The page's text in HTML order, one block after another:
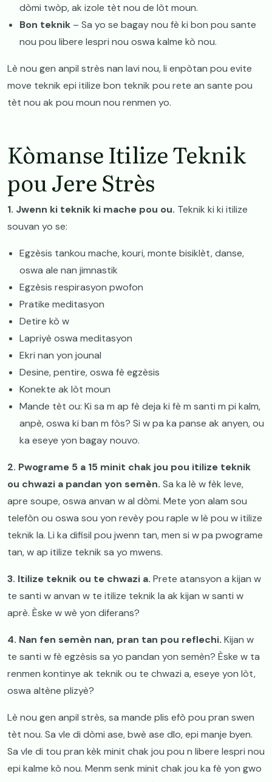
dòmi twòp, ak izole tèt nou de lòt moun.
​Bon teknik – Sa yo se bagay nou fè ki bon pou sante
nou pou libere lespri nou oswa kalme kò nou.
​Lè nou gen anpil strès nan lavi nou, li enpòtan pou evite
move teknik epi itilize bon teknik pou rete an sante pou
tèt nou ak pou moun nou renmen yo.
​Kòmanse Itilize Teknik
pou Jere Strès
​1. Jwenn ki teknik ki mache pou ou. Teknik ki ki itilize
souvan yo se:
​Egzèsis tankou mache, kouri, monte bisiklèt, danse,
oswa ale nan jimnastik
​Egzèsis respirasyon pwofon
​Pratike meditasyon
​Detire kò w
​Lapriyè oswa meditasyon
​Ekri nan yon jounal
​Desine, pentire, oswa fè egzèsis
​Konekte ak lòt moun
​Mande tèt ou: Ki sa m ap fè deja ki fè m santi m pi kalm,
anpè, oswa ki ban m fòs? Si w pa ka panse ak anyen, ou
ka eseye yon bagay nouvo.
​2. Pwograme 5 a 15 minit chak jou pou itilize teknik
ou chwazi a pandan yon semèn. Sa ka lè w fèk leve,
apre soupe, oswa anvan w al dòmi. Mete yon alam sou
telefòn ou oswa sou yon revèy pou raple w lè pou w itilize
teknik la. Li ka difisil pou jwenn tan, men si w pa pwograme
tan, w ap itilize teknik sa yo mwens.
3. Itilize teknik ou te chwazi a. Prete atansyon a kijan w
te santi w anvan w te itilize teknik la ak kijan w santi w
aprè. Èske w wè yon diferans?
4. Nan fen semèn nan, pran tan pou reflechi. Kijan w
te santi w fè egzèsis sa yo pandan yon semèn? Èske w ta
renmen kontinye ak teknik ou te chwazi a, eseye yon lòt,
oswa altène plizyè?
​Lè nou gen anpil strès, sa mande plis efò pou pran swen
tèt nou. Sa vle di dòmi ase, bwè ase dlo, epi manje byen.
Sa vle di tou pran kèk minit chak jou pou n libere lespri nou
epi kalme kò nou. Menm senk minit chak jou ka fè yon gwo